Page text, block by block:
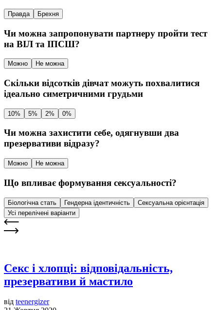
Правда Брехня
Чи можна запропонувати партнеру пройти тест
на ВІЛ та ІПСШ?
Можно Не можна
Скільки відсотків дівчат можуть похвалитися
ідеально симетричними грудьми
10% 5% 2% 0%
Чи можна захистити себе, одягнувши два
презервативи відразу?
Можно Не можна
Що впливає формування сексуальності?
Біологічна стать Гендерна ідентичність
Сексуальна орієнтація
Усі перелічені варіанти
Секс і хлопці: відповідальність,
презервативи й мастило
від teenergizer